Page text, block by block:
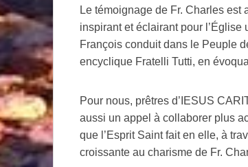
Le témoignage de Fr. Charles est
inspirant et éclairant pour
François conduit dans le Peuple
encyclique Fratelli Tutti, en
Pour nous, prêtres d’IESUS
aussi un appel à collaborer plus
que l’Esprit Saint fait en elle, à
croissante au charisme de Fr.